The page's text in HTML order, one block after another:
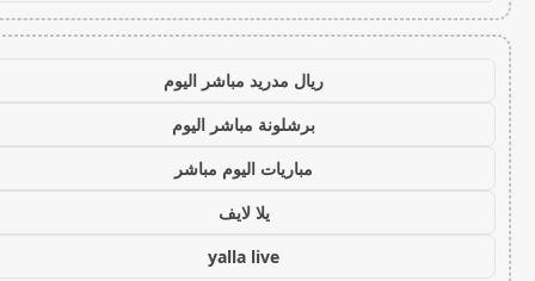
ريال مدريد مباشر اليوم
برشلونة مباشر اليوم
مباريات اليوم مباشر
يلا لايف
yalla live